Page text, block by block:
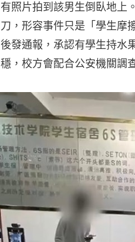
有照片拍到該男生倒臥地上
刀，形容事件只是「學生摩
後發通報，承認有學生持水
穩，校方會配合公安機關調